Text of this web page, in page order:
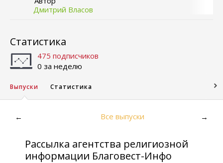
Дмитрий Власов
Статистика
475 подписчиков
0 за неделю
Выпуски Статистика
← Все выпуски →
Рассылка агентства религиозной
информации Благовест-Инфо